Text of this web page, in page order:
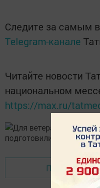
Следите за самым
Telegram-канале
Читайте новости
национальном
https://max.ru/
Перейти на